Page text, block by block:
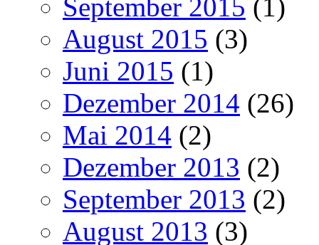
September 2015 (1)
August 2015 (3)
Juni 2015 (1)
Dezember 2014 (26)
Mai 2014 (2)
Dezember 2013 (2)
September 2013 (2)
August 2013 (3)